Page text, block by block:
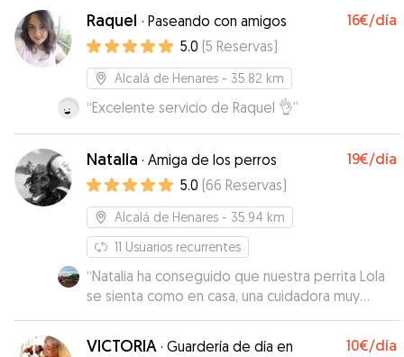
Raquel · Paseando con amigos 16€/día
5.0 (5 Reservas)
Alcalá de Henares - 35.82 km
“Excelente servicio de Raquel 👌”
Natalia · Amiga de los perros 19€/día
5.0 (66 Reservas)
Alcalá de Henares - 35.94 km
11 Usuarios recurrentes
“Natalia ha conseguido que nuestra perrita Lola
se sienta como en casa, una cuidadora muy
recomendable, alguien en quien confiar nuestros
peludos”
VICTORIA · Guardería de día en
10€/día